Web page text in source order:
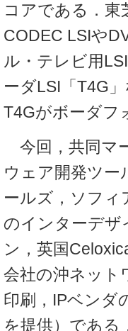
コアである．東
CODEC LSIや
ル・テレビ用
ーダLSI「T4G
T4Gがボーダフ
今回，共同マ
ウェア開発ツー
ールズ，ソフィ
のインターデザ
ン，英国
会社の沖ネット
印刷，IPベンダ
を提供）である